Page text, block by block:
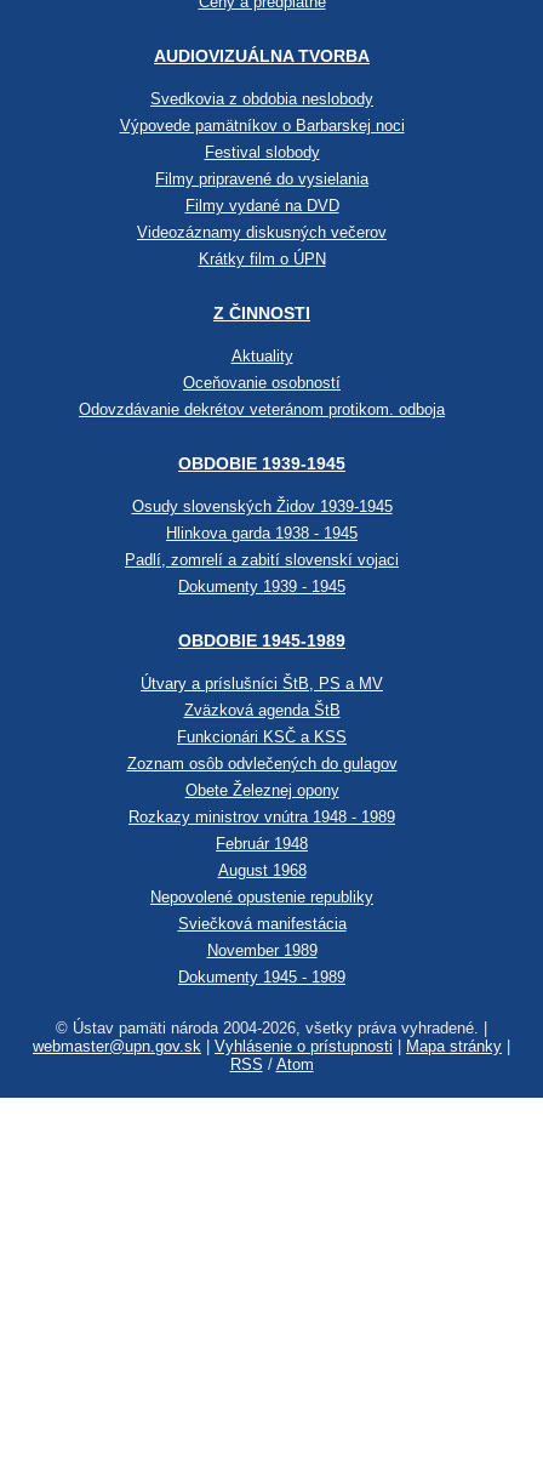
AUDIOVIZUÁLNA TVORBA
Svedkovia z obdobia neslobody
Výpovede pamätníkov o Barbarskej noci
Festival slobody
Filmy pripravené do vysielania
Filmy vydané na DVD
Videozáznamy diskusných večerov
Krátky film o ÚPN
Z ČINNOSTI
Aktuality
Oceňovanie osobností
Odovzdávanie dekrétov veteránom protikom. odboja
OBDOBIE 1939-1945
Osudy slovenských Židov 1939-1945
Hlinkova garda 1938 - 1945
Padlí, zomrelí a zabití slovenskí vojaci
Dokumenty 1939 - 1945
OBDOBIE 1945-1989
Útvary a príslušníci ŠtB, PS a MV
Zväzková agenda ŠtB
Funkcionári KSČ a KSS
Zoznam osôb odvlečených do gulagov
Obete Železnej opony
Rozkazy ministrov vnútra 1948 - 1989
Február 1948
August 1968
Nepovolené opustenie republiky
Sviečková manifestácia
November 1989
Dokumenty 1945 - 1989
© Ústav pamäti národa 2004-2026, všetky práva vyhradené. |
webmaster@upn.gov.sk
Vyhlásenie o prístupnosti Mapa stránky
RSS / Atom